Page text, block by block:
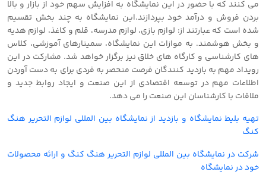
می کنند که با حضور در این نمایشگاه به افزایش سهم خود از بازار و بالا
بردن فروش و درآمد خود بپردازند.این نمایشگاه به چند بخش تقسیم
شده است که عبارتند از: لوازم بازی، لوازم مدرسه، قلم و کاغذ، لوازم هدیه
و بخش هوشمند. به موازات این نمایشگاه، سمینارهای آموزشی، کلاس
های کارشناسی و کارگاه های خلاق نیز برگزار خواهد شد. مشارکت در این
رویداد مهم به بازدید کنندگان فرصت منحصر به فردی برای به دست آوردن
اطلاعات مهم در توسعه اقتصادی از این صنعت و ایجاد روابط جدید و
ملاقات با کارشناسان این صنعت را می دهد.
تهیه بلیط نمایشگاه و بازدید از نمایشگاه بین المللی لوازم التحریر هنگ
کنگ
شرکت در نمایشگاه بین المللی لوازم التحریر هنگ کنگ و ارائه محصولات
خود در نمایشگاه